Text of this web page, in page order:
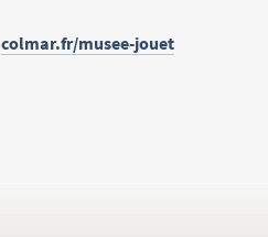
colmar.fr/musee-jouet